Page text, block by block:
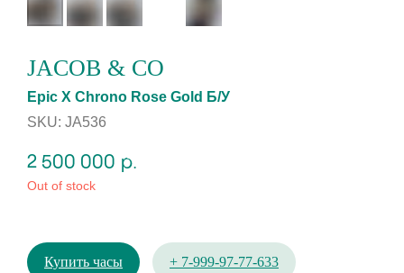
JACOB & CO
Epic X Chrono Rose Gold Б/У
SKU: JA536
2 500 000 р.
Out of stock
Купить часы + 7-999-97-77-633